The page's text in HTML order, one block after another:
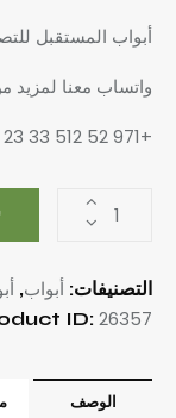
أبواب المستقبل
واتساب معنا لمزيد
+971 52 512 33 23
التصنيفات: أبواب,
ID:26357
الوصف